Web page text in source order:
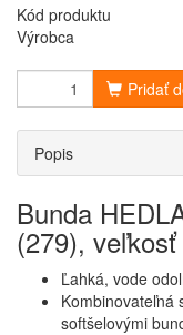
Kód produktu
Výrobca
Pridať
Popis
Bunda
(279),
Ľahká, vode
Kombinovateľná
softšelovými